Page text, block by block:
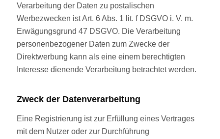
Verarbeitung der Daten zu postalischen
Werbezwecken ist Art. 6 Abs. 1 lit. f DSGVO i. V. m.
Erwägungsgrund 47 DSGVO. Die Verarbeitung
personenbezogener Daten zum Zwecke der
Direktwerbung kann als eine einem berechtigten
Interesse dienende Verarbeitung betrachtet werden.
Zweck der Datenverarbeitung
Eine Registrierung ist zur Erfüllung eines Vertrages
mit dem Nutzer oder zur Durchführung